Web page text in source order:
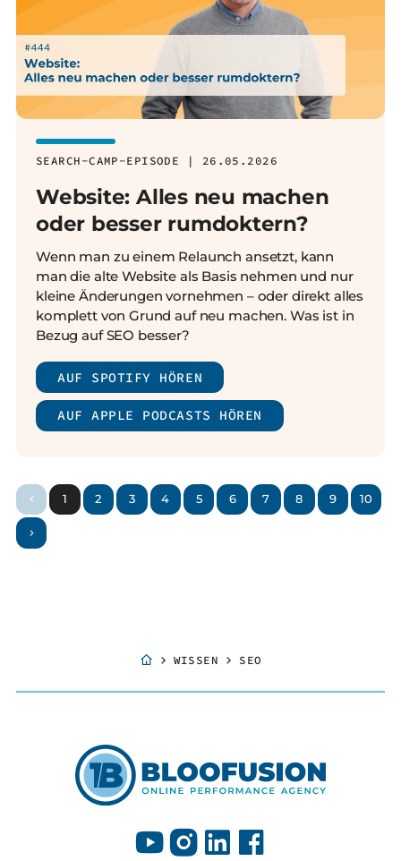
SEARCH-CAMP-EPISODE | 26.05.2026
Website: Alles neu machen
oder besser rumdoktern?
Wenn man zu einem Relaunch ansetzt, kann
man die alte Website als Basis nehmen und nur
kleine Änderungen vornehmen – oder direkt alles
komplett von Grund auf neu machen. Was ist in
Bezug auf SEO besser?
AUF SPOTIFY HÖREN
AUF APPLE PODCASTS HÖREN
1 2 3 4 5 6 7 8 9 10
WISSEN SEO